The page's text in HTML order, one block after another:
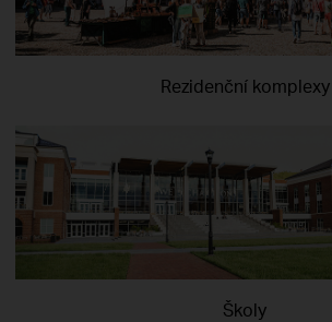
Rezidenční komplexy
Školy